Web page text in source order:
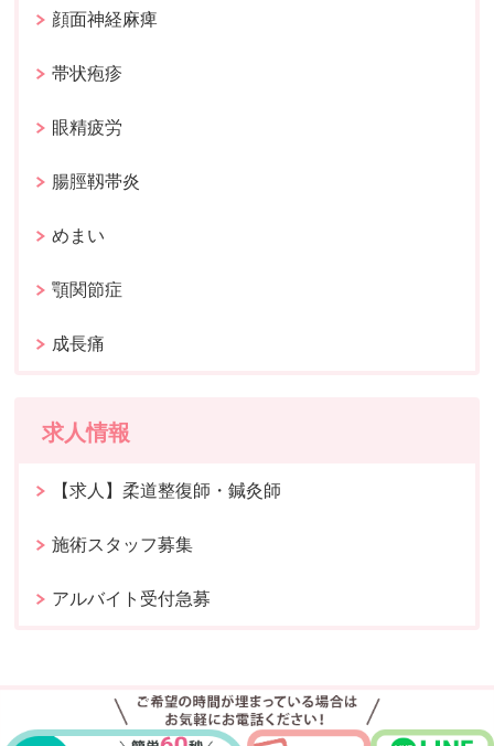
顔面神経麻痺
帯状疱疹
眼精疲労
腸脛靱帯炎
めまい
顎関節症
成長痛
求人情報
【求人】柔道整復師・鍼灸師
施術スタッフ募集
アルバイト受付急募